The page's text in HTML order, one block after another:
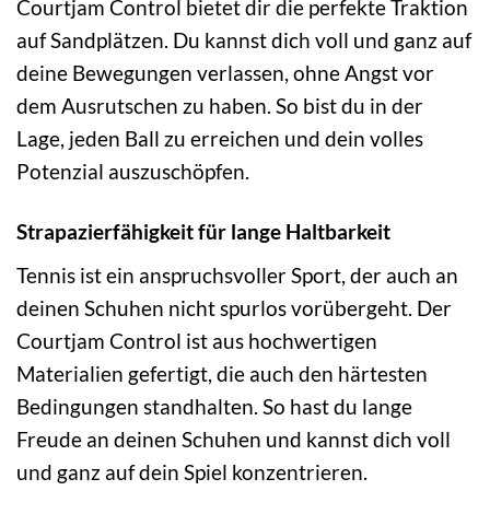
Courtjam Control bietet dir die perfekte Traktion
auf Sandplätzen. Du kannst dich voll und ganz auf
deine Bewegungen verlassen, ohne Angst vor
dem Ausrutschen zu haben. So bist du in der
Lage, jeden Ball zu erreichen und dein volles
Potenzial auszuschöpfen.
Strapazierfähigkeit für lange Haltbarkeit
Tennis ist ein anspruchsvoller Sport, der auch an
deinen Schuhen nicht spurlos vorübergeht. Der
Courtjam Control ist aus hochwertigen
Materialien gefertigt, die auch den härtesten
Bedingungen standhalten. So hast du lange
Freude an deinen Schuhen und kannst dich voll
und ganz auf dein Spiel konzentrieren.